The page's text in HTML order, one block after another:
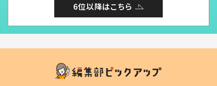
6位以降はこちら